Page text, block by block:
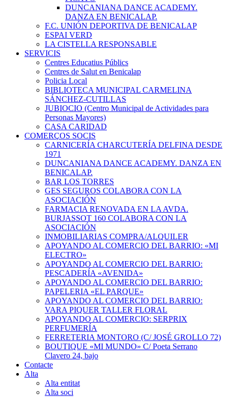
DUNCANIANA DANCE ACADEMY.
DANZA EN BENICALAP.
F.C. UNIÓN DEPORTIVA DE BENICALAP
ESPAI VERD
LA CISTELLA RESPONSABLE
SERVICIS
Centres Educatius Públics
Centres de Salut en Benicalap
Policia Local
BIBLIOTECA MUNICIPAL CARMELINA
SÁNCHEZ-CUTILLAS
JUBIOCIO (Centro Municipal de Actividades para
Personas Mayores)
CASA CARIDAD
COMERÇOS SOCIS
CARNICERÍA CHARCUTERÍA DELFINA DESDE
1971
DUNCANIANA DANCE ACADEMY. DANZA EN
BENICALAP.
BAR LOS TORRES
GES SEGUROS COLABORA CON LA
ASOCIACIÓN
FARMACIA RENOVADA EN LA AVDA.
BURJASSOT 160 COLABORA CON LA
ASOCIACIÓN
INMOBILIARIAS COMPRA/ALQUILER
APOYANDO AL COMERCIO DEL BARRIO: «MI
ELECTRO»
APOYANDO AL COMERCIO DEL BARRIO:
PESCADERÍA «AVENIDA»
APOYANDO AL COMERCIO DEL BARRIO:
PAPELERIA «EL PARQUE»
APOYANDO AL COMERCIO DEL BARRIO:
VARA PIQUER TALLER FLORAL
APOYANDO AL COMERCIO: SERPRIX
PERFUMERÍA
FERRETERIA MONTORO (C/ JOSÉ GROLLO 72)
BOUTIQUE «MI MUNDO» C/ Poeta Serrano
Clavero 24, bajo
Contacte
Alta
Alta entitat
Alta soci